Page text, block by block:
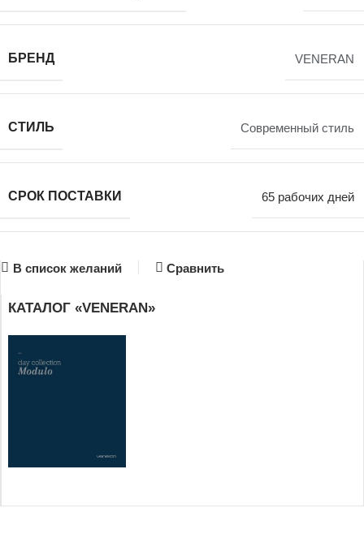
БРЕНД VENERAN
СТИЛЬ Современный стиль
СРОК ПОСТАВКИ 65 рабочих дней
В список желаний Сравнить
КАТАЛОГ «VENERAN»